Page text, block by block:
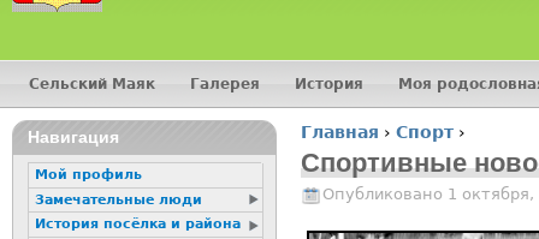
Вы здесь
Главная › Спорт ›
Спортивные
Опубликовано 1
Главное меню
Сельский Маяк Галерея История Моя
16+
Навигация
Мой профиль
Замечательные люди
История посёлка и района